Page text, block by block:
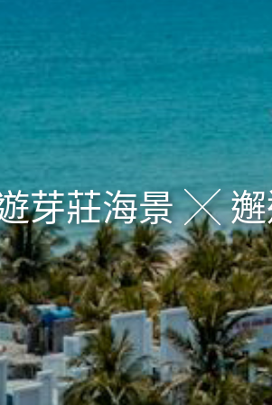
芽莊海景 ╳